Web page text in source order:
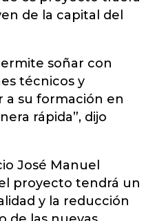
de la capital del
soñar con
técnicos y
a su formación en
rápida”, dijo
José Manuel
proyecto tendrá un
y la reducción